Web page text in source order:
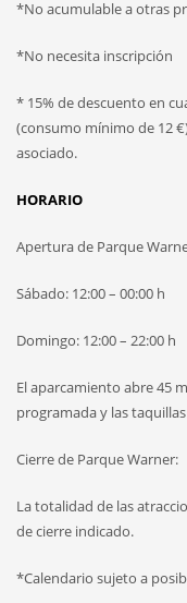
*No acumulable a otras
*No necesita inscripción
* 15% de descuento en
(consumo mínimo de 12
asociado.
HORARIO
Apertura de Parque
Sábado: 12:00 – 00:00 h
Domingo: 12:00 – 22:00 h
El aparcamiento abre 45
programada y las
Cierre de Parque Warner:
La totalidad de las
de cierre indicado.
*Calendario sujeto a